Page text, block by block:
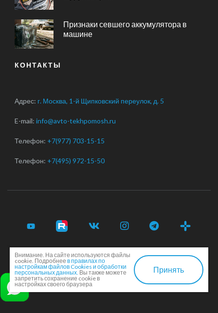
Признаки севшего аккумулятора в
машине
КОНТАКТЫ
Адрес: г. Москва, 1-й Щипковский переулок, д. 5
E-mail: info@avto-tekhpomosh.ru
Телефон: +7(977) 703-15-15
Телефон: +7(495) 972-15-50
© 2017-2026 Срочная автотехпомощь легковым и
грузовым автомобилям в Москве и Московской области ·
Соглашение сторон ·
Создание и продвижение сайта -Dkarlov.ru
Внимание. На сайте используются файлы
cookie. Подробнее в правилах по
настройкам файлов Cookies и обработки
персональных данных. Вы также можете
запретить сохранение cookie в
настройках своего браузера
Принять